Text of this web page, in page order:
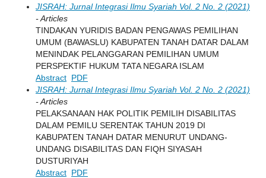
JISRAH: Jurnal Integrasi Ilmu Syariah Vol. 2 No. 2 (2021)
- Articles
TINDAKAN YURIDIS BADAN PENGAWAS PEMILIHAN
UMUM (BAWASLU) KABUPATEN TANAH DATAR DALAM
MENINDAK PELANGGARAN PEMILIHAN UMUM
PERSPEKTIF HUKUM TATA NEGARA ISLAM
Abstract PDF
JISRAH: Jurnal Integrasi Ilmu Syariah Vol. 2 No. 2 (2021)
- Articles
PELAKSANAAN HAK POLITIK PEMILIH DISABILITAS
DALAM PEMILU SERENTAK TAHUN 2019 DI
KABUPATEN TANAH DATAR MENURUT UNDANG-
UNDANG DISABILITAS DAN FIQH SIYASAH
DUSTURIYAH
Abstract PDF